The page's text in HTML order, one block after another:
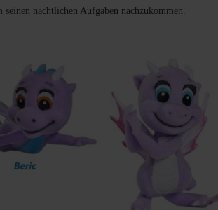
nächtlichen Aufgaben nachzukommen.